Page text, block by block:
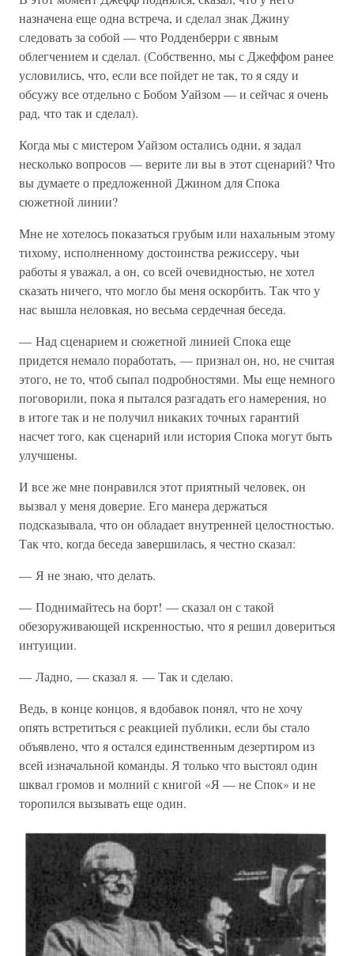
назначена еще одна встреча, и сделал знак Джину
следовать за собой — что Родденберри с явным
облегчением и сделал. (Собственно, мы с Джеффом ранее
условились, что, если все пойдет не так, то я сяду и
обсужу все отдельно с Бобом Уайзом — и сейчас я очень
рад, что так и сделал).
Когда мы с мистером Уайзом остались одни, я задал
несколько вопросов — верите ли вы в этот сценарий? Что
вы думаете о предложенной Джином для Спока
сюжетной линии?
Мне не хотелось показаться грубым или нахальным этому
тихому, исполненному достоинства режиссеру, чьи
работы я уважал, а он, со всей очевидностью, не хотел
сказать ничего, что могло бы меня оскорбить. Так что у
нас вышла неловкая, но весьма сердечная беседа.
— Над сценарием и сюжетной линией Спока еще
придется немало поработать, — признал он, но, не считая
этого, не то, чтоб сыпал подробностями. Мы еще немного
поговорили, пока я пытался разгадать его намерения, но
в итоге так и не получил никаких точных гарантий
насчет того, как сценарий или история Спока могут быть
улучшены.
И все же мне понравился этот приятный человек, он
вызвал у меня доверие. Его манера держаться
подсказывала, что он обладает внутренней целостностью.
Так что, когда беседа завершилась, я честно сказал:
— Я не знаю, что делать.
— Поднимайтесь на борт! — сказал он с такой
обезоруживающей искренностью, что я решил довериться
интуиции.
— Ладно, — сказал я. — Так и сделаю.
Ведь, в конце концов, я вдобавок понял, что не хочу
опять встретиться с реакцией публики, если бы стало
объявлено, что я остался единственным дезертиром из
всей изначальной команды. Я только что выстоял один
шквал громов и молний с книгой «Я — не Спок» и не
торопился вызывать еще один.